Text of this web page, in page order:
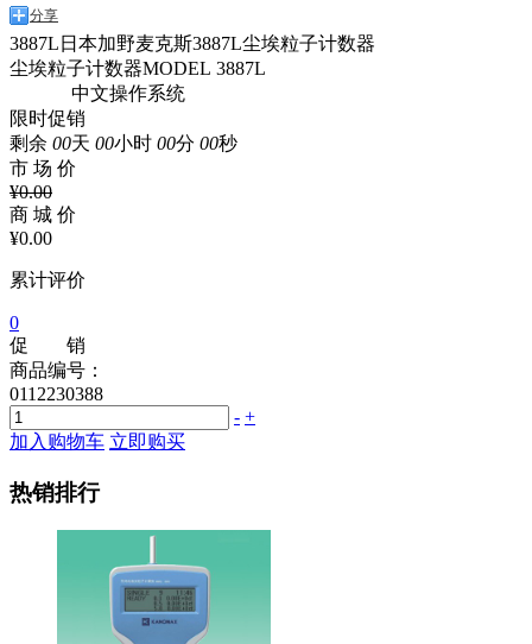
分享
3887L日本加野麦克斯3887L尘埃粒子计数器
尘埃粒子计数器MODEL 3887L
中文操作系统
限时促销
剩余 00天 00小时 00分 00秒
市 场 价
¥0.00
商 城 价
¥0.00
累计评价
0
促 销
商品编号：
0112230388
- +
加入购物车 立即购买
热销排行